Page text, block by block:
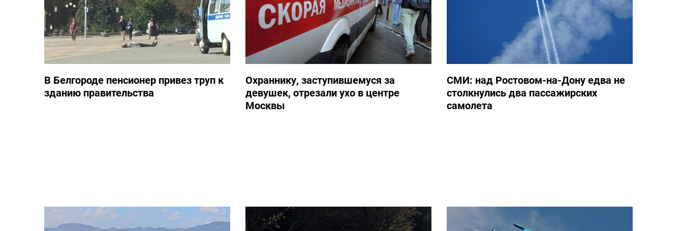
В Белгороде пенсионер привез труп к
зданию правительства
Охраннику, заступившемуся за
девушек, отрезали ухо в центре
Москвы
СМИ: над Ростовом-на-Дону едва не
столкнулись два пассажирских
самолета